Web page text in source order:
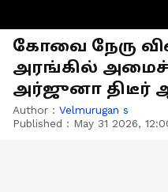
கோவை நேரு
அரங்கில்
அர்ஜுனா திடீர்
Author : Velmurugan s
Published : May 31 2026,